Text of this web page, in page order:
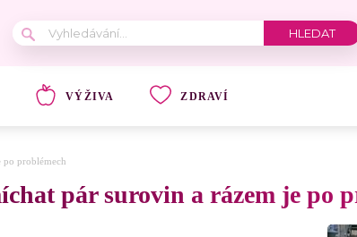
VÝŽIVA ZDRAVÍ
po problémech
pár surovin a rázem je po